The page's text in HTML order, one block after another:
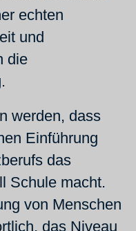
echten
und
die
werden, dass
Einführung
das
Schule macht.
von Menschen
das Niveau